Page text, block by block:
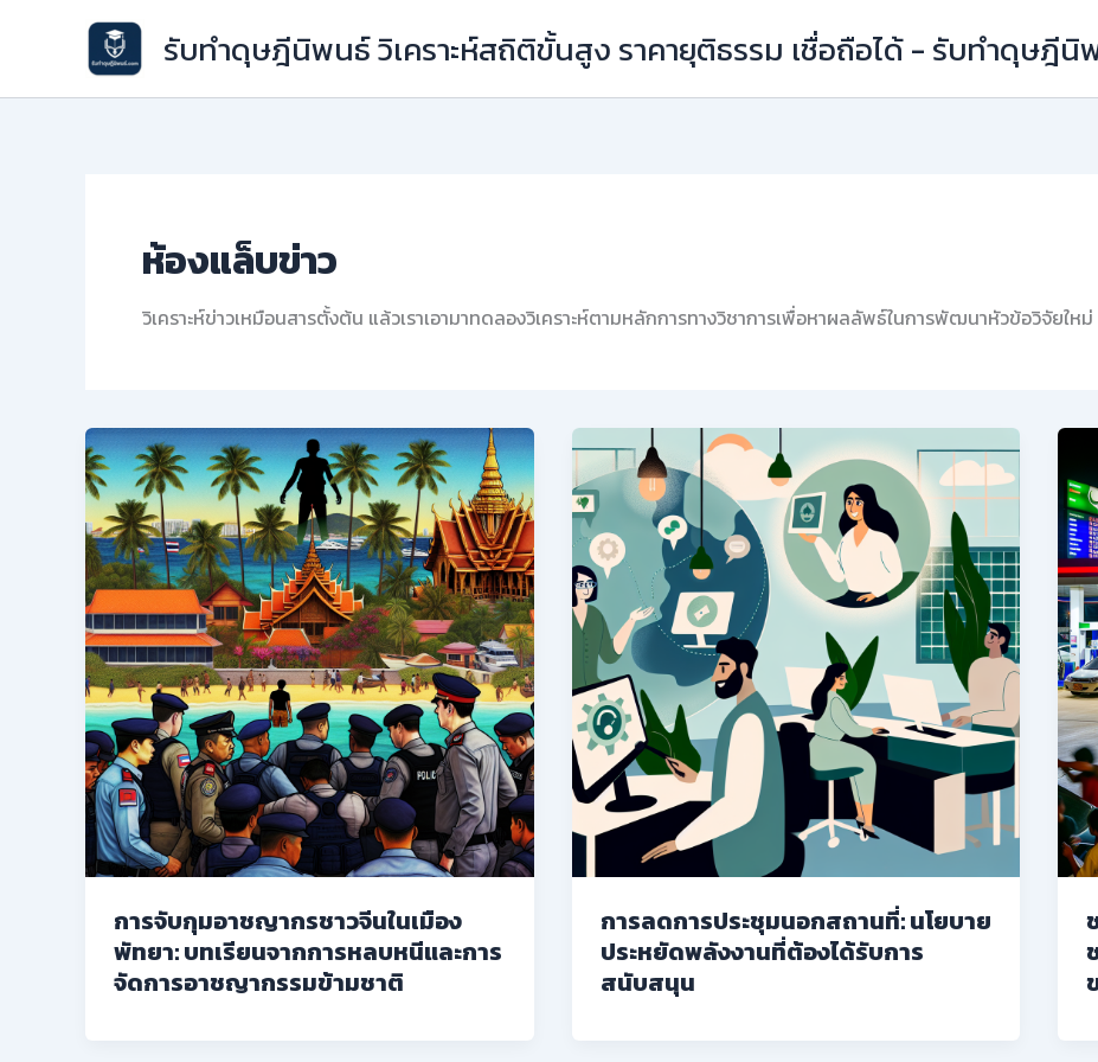
รับทำดุษฎีนิพนธ์ วิเคราะห์สถิติขั้นสูง ราคายุติธรรม เชื่อถือได้ - รับทำดุษฎีนิ
ห้องแล็บข่าว
วิเคราะห์ข่าวเหมือนสารตั้งต้น แล้วเราเอามาทดลองวิเคราะห์ตามหลักการทางวิชาการเพื่อหาผลลัพธ์ในการพัฒนาหัวข้อวิจัยให
การจับกุมอาชญากรชาวจีนในเมือง
พัทยา: บทเรียนจากการหลบหนีและการ
จัดการอาชญากรรมข้ามชาติ
การลดการประชุมนอกสถานที่: นโยบาย
ประหยัดพลังงานที่ต้องได้รับการ
สนับสนุน